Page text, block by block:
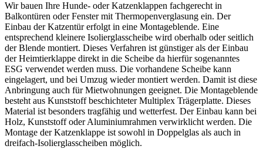
Wir bauen Ihre Hunde- oder Katzenklappen fachgerecht in
Balkontüren oder Fenster mit Thermopenverglasung ein. Der
Einbau der Katzentür erfolgt in eine Montageblende. Eine
entsprechend kleinere Isolierglasscheibe wird oberhalb oder seitlich
der Blende montiert. Dieses Verfahren ist günstiger als der Einbau
der Heimtierklappe direkt in die Scheibe da hierfür sogenanntes
ESG verwendet werden muss. Die vorhandene Scheibe kann
eingelagert, und bei Umzug wieder montiert werden. Damit ist diese
Anbringung auch für Mietwohnungen geeignet. Die Montageblende
besteht aus Kunststoff beschichteter Multiplex Trägerplatte. Dieses
Material ist besonders tragfähig und wetterfest. Der Einbau kann bei
Holz, Kunststoff oder Aluminiumrahmen verwirklicht werden. Die
Montage der Katzenklappe ist sowohl in Doppelglas als auch in
dreifach-Isolierglasscheiben möglich.